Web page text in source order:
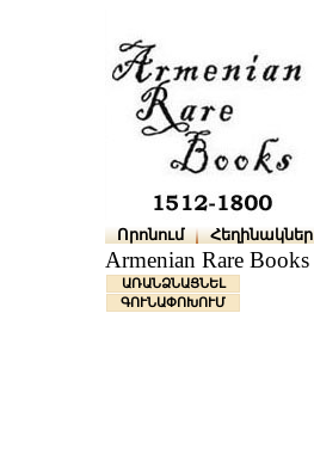
Որոնում Հեղինակներ
Armenian Rare Books
ԱՌԱՆՁՆԱՑՆԵԼ
ԳՈՒՆԱՓՈԽՈՒՄ